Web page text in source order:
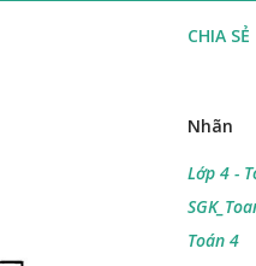
CHIA SẺ
Nhãn
Lớp 4 -
Toán 4